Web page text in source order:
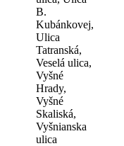
B.
Kubánkovej,
Ulica
Tatranská,
Veselá ulica,
Vyšné
Hrady,
Vyšné
Skaliská,
Vyšnianska
ulica